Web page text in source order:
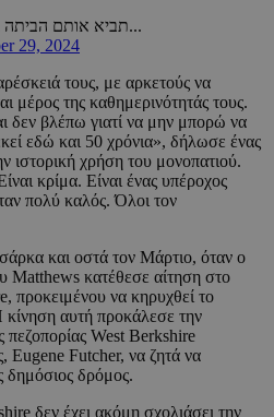
29, 2024
τους, με αρκετούς να
μέρος της καθημερινότητάς τους.
δεν βλέπω γιατί να μην μπορώ να
εδώ και 50 χρόνια», δήλωσε ένας
ιστορική χρήση του μονοπατιού.
κρίμα. Είναι ένας υπέροχος
πολύ καλός. Όλοι τον
και οστά τον Μάρτιο, όταν ο
Matthews κατέθεσε αίτηση στο
προκειμένου να κηρυχθεί το
κίνηση αυτή προκάλεσε την
πεζοπορίας West Berkshire
Eugene Futcher, να ζητά να
δημόσιος δρόμος.
δεν έχει ακόμη σχολιάσει την